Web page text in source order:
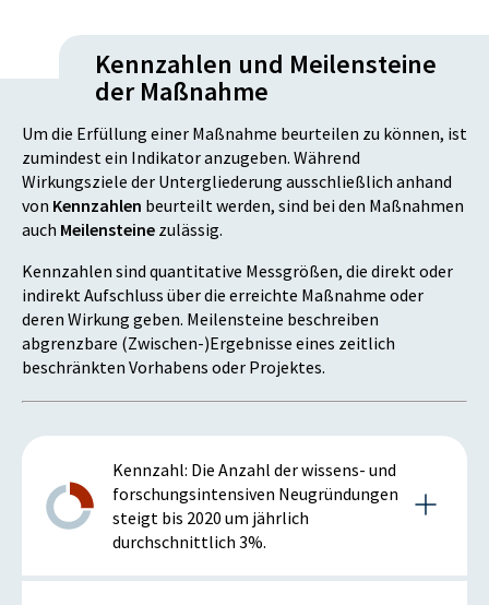
Kennzahlen und Meilensteine
der Maßnahme
Um die Erfüllung einer Maßnahme beurteilen zu können, ist
zumindest ein Indikator anzugeben. Während
Wirkungsziele der Untergliederung ausschließlich anhand
von Kennzahlen beurteilt werden, sind bei den Maßnahmen
auch Meilensteine zulässig.
Kennzahlen sind quantitative Messgrößen, die direkt oder
indirekt Aufschluss über die erreichte Maßnahme oder
deren Wirkung geben. Meilensteine beschreiben
abgrenzbare (Zwischen-)Ergebnisse eines zeitlich
beschränkten Vorhabens oder Projektes.
Kennzahl: Die Anzahl der wissens- und
forschungsintensiven Neugründungen
steigt bis 2020 um jährlich
durchschnittlich 3%.